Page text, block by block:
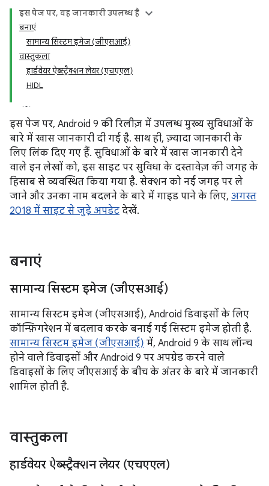
इस पेज पर, यह जानकारी उपलब्ध है
बनाएं
सामान्य सिस्टम इमेज (जीएसआई)
वास्तुकला
हार्डवेयर ऐब्स्ट्रैक्शन लेयर (एचएएल)
HIDL
इस पेज पर, Android 9 की रिलीज़ में उपलब्ध मुख्य सुविधाओं के
बारे में खास जानकारी दी गई है. साथ ही, ज़्यादा जानकारी के
लिए लिंक दिए गए हैं. सुविधाओं के बारे में खास जानकारी देने
वाले इन लेखों को, इस साइट पर सुविधा के दस्तावेज़ की जगह के
हिसाब से व्यवस्थित किया गया है. सेक्शन को नई जगह पर ले
जाने और उनका नाम बदलने के बारे में गाइड पाने के लिए, अगस्त
2018 में साइट से जुड़े अपडेट देखें.
बनाएं
सामान्य सिस्टम इमेज (जीएसआई)
सामान्य सिस्टम इमेज (जीएसआई), Android डिवाइसों के लिए
कॉन्फ़िगरेशन में बदलाव करके बनाई गई सिस्टम इमेज होती है.
सामान्य सिस्टम इमेज (जीएसआई) में, Android 9 के साथ लॉन्च
होने वाले डिवाइसों और Android 9 पर अपग्रेड करने वाले
डिवाइसों के लिए जीएसआई के बीच के अंतर के बारे में जानकारी
शामिल होती है.
वास्तुकला
हार्डवेयर ऐब्स्ट्रैक्शन लेयर (एचएएल)